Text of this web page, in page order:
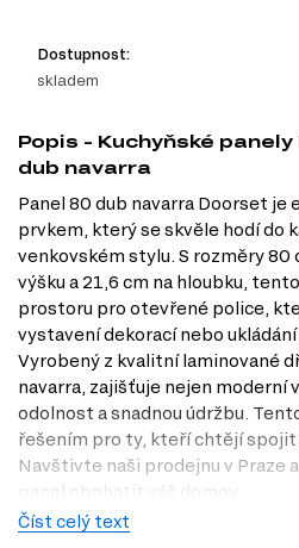
Dostupnost:
skladem
Popis - Kuchyňské
dub navarra
Panel 80 dub navarra Doorset je
prvkem, který se skvěle hodí do
venkovském stylu. S rozměry 80
výšku a 21,6 cm na hloubku,
prostoru pro otevřené police,
vystavení dekorací nebo
Vyrobený z kvalitní laminované
navarra, zajišťuje nejen moderní
odolnost a snadnou údržbu.
řešením pro ty, kteří chtějí
Navštivte naši prodejnu v Praze
panel obohatit váš domov.
Charakteristiky,
Číst celý text